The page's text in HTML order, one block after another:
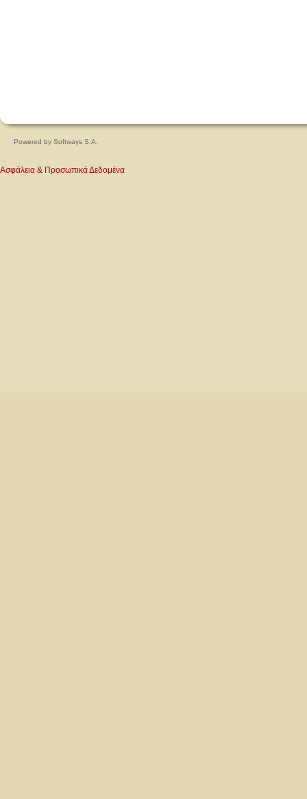
Powered by Softways S.A.
Ασφάλεια & Προσωπικά Δεδομένα